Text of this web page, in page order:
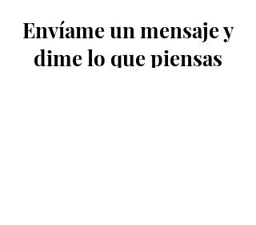
Envíame un mensaje y
dime lo que piensas